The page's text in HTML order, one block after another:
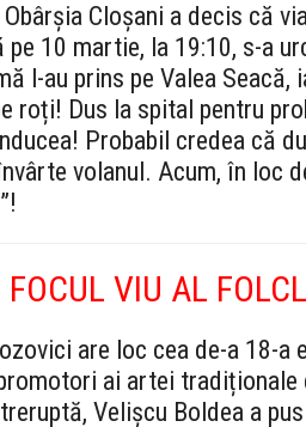
Cloșani a decis că
10 martie, la 19:10, s-a
l-au prins pe Valea
roți! Dus la spital pentru
Probabil credea că
volanul. Acum, în loc
VIU AL
are loc cea de-a 18-
ai artei tradiționale
Velișcu Boldea a